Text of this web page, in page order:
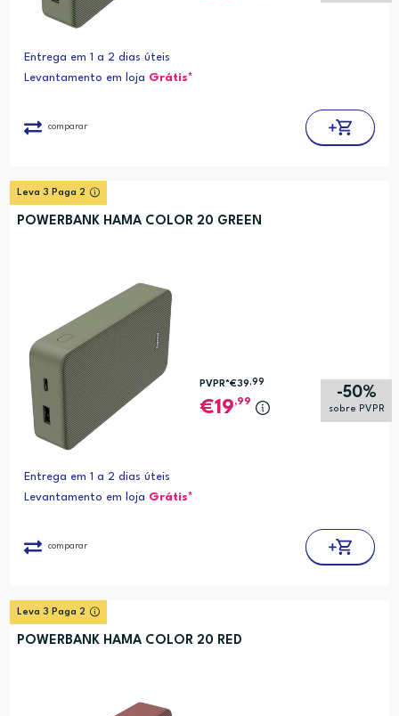
Entrega em 1 a 2 dias úteis
Levantamento em loja Grátis*
comparar
Leva 3 Paga 2
POWERBANK HAMA COLOR 20 GREEN
-50%
sobre PVPR
PVPR*€39 ,99
19,99
Entrega em 1 a 2 dias úteis
Levantamento em loja Grátis*
comparar
Leva 3 Paga 2
POWERBANK HAMA COLOR 20 RED